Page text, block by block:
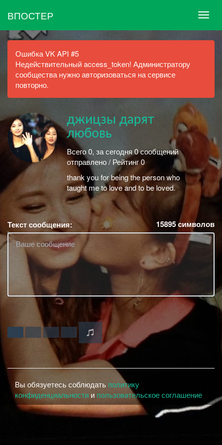
ВПОСТЕР
Ошибка VK API #5
Недействительный access_token! Администратору
сообщества нужно авторизоваться на сервисе
повторно.
джицзы дарят
любовь
Всего 0, за сегодня 0 сообщений
отправлено / Рейтинг 0
thank you for being the person who
taught me to love and to be loved.
Текст сообщения: 15895символов
Вы обязуетесь соблюдать политику
конфиденциальности и пользовательское соглашение